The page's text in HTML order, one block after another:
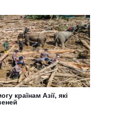
країнам Азії, які